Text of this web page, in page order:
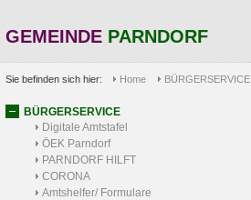
GEMEINDE PARNDORF
Sie befinden sich hier: Home BÜRGERSERVICE
BÜRGERSERVICE
Digitale Amtstafel
ÖEK Parndorf
PARNDORF HILFT
CORONA
Amtshelfer/ Formulare